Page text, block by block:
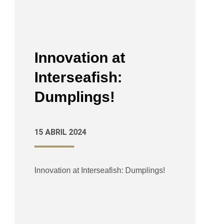
Innovation at
Interseafish:
Dumplings!
15 ABRIL 2024
Innovation at Interseafish: Dumplings!